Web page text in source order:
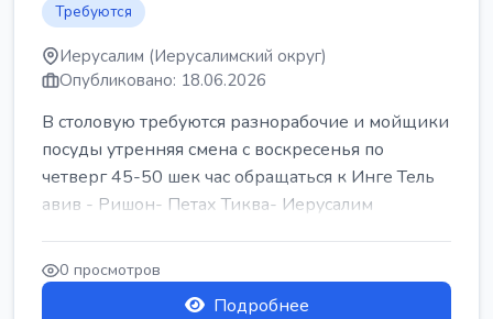
Требуются
Иерусалим (Иерусалимский округ)
Опубликовано: 18.06.2026
В столовую требуются разнорабочие и мойщики
посуды утренняя смена с воскресенья по
четверг 45-50 шек час обращаться к Инге Тель
авив - Ришон- Петах Тиква- Иерусалим
0 просмотров
Подробнее